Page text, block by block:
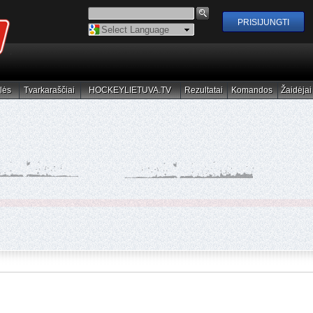
Powered by
Tvarkaraščiai
Tvarkaraščiai HOCKEYLIETUVA.TV
HOCKEYLIETUVA.TV Rezultatai
Rezultatai Komandos
Komandos Žaidėjai
Žaidėjai